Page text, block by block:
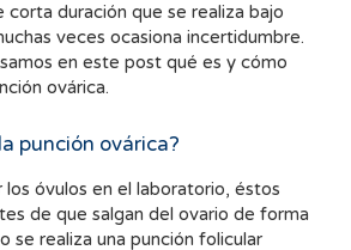
corta duración que se realiza bajo
veces ocasiona incertidumbre.
en este post qué es y cómo
ovárica.
punción ovárica?
los óvulos en el laboratorio, éstos
de que salgan del ovario de forma
se realiza una punción folicular